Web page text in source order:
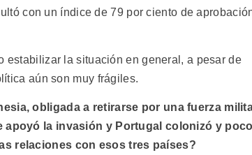
con un índice de 79 por ciento de
estabilizar la situación en general, a pesar de
aún son muy frágiles.
obligada a retirarse por una fuerza
apoyó la invasión y Portugal colonizó y poco
relaciones con esos tres países?